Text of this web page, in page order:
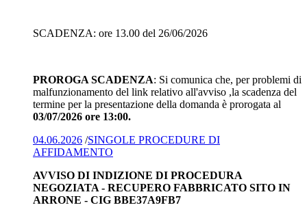
SCADENZA: ore 13.00 del 26/06/2026
PROROGA SCADENZA: Si comunica che, per problemi di
malfunzionamento del link relativo all'avviso ,la scadenza del
termine per la presentazione della domanda è prorogata al
03/07/2026 ore 13:00.
04.06.2026 /SINGOLE PROCEDURE DI
AFFIDAMENTO
AVVISO DI INDIZIONE DI PROCEDURA
NEGOZIATA - RECUPERO FABBRICATO SITO IN
ARRONE - CIG BBE37A9FB7